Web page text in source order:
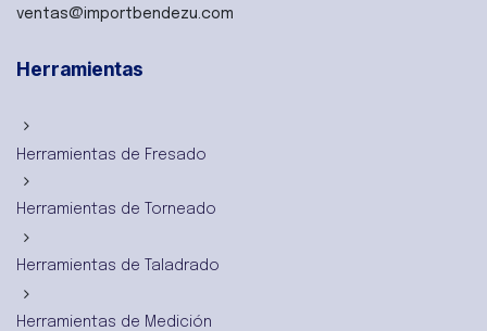
ventas@importbendezu.com
Herramientas
Herramientas de Fresado
Herramientas de Torneado
Herramientas de Taladrado
Herramientas de Medición